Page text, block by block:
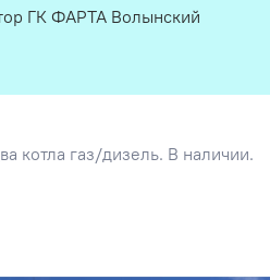
котла газ/дизель. В наличии.
ГК ФАРТА Волынский